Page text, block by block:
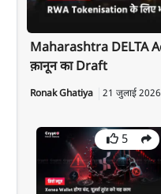
Maharashtra DELTA
क़ानून का Draft
Ronak Ghatiya 21 जुलाई 2026
5